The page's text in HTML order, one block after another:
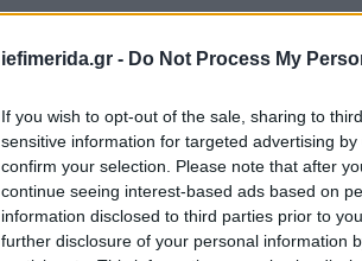
iefimerida.gr - Do Not Process My
If you wish to opt-out of the sale, sharing to
sensitive information for targeted advertising
confirm your selection. Please note that after
continue seeing interest-based ads based on
information disclosed to third parties prior to
further disclosure of your personal information